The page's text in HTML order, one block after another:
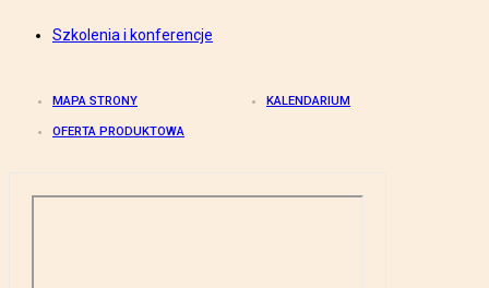
Szkolenia i konferencje
MAPA STRONY KALENDARIUM
OFERTA PRODUKTOWA